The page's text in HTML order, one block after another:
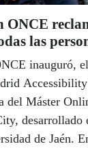
ONCE
las
inauguró,
del Máster
desarrollado
de Jaén.